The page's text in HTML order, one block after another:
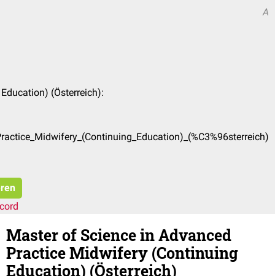
A
(Österreich):
Master of Science in Advanced
Practice Midwifery (Continuing
Education) (Österreich)